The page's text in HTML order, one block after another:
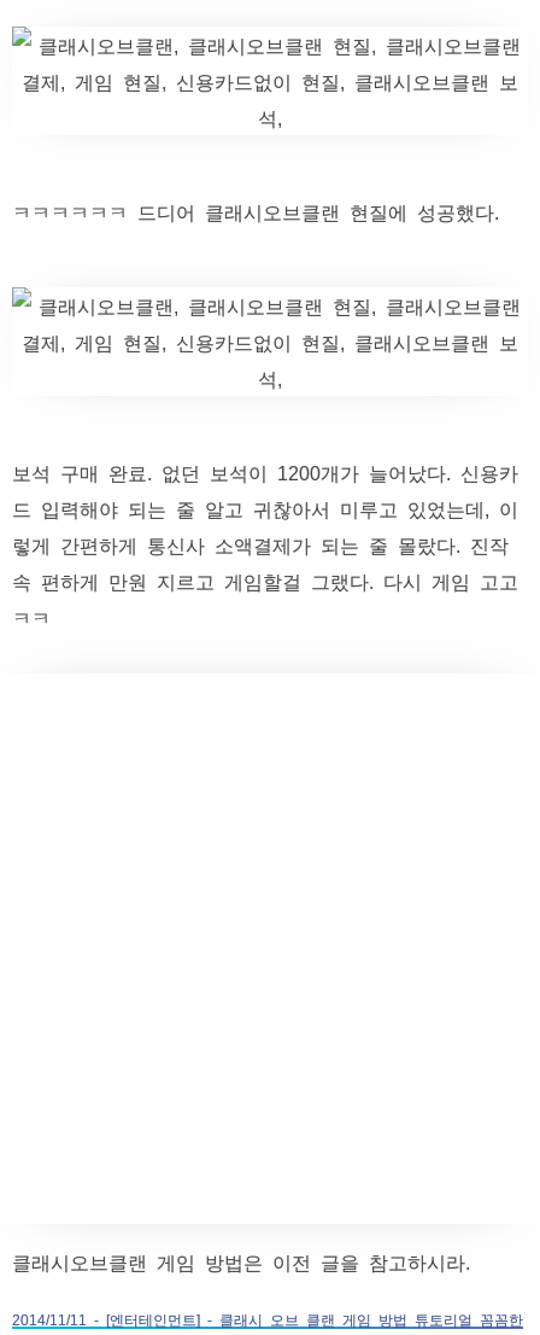
ㅋㅋㅋㅋㅋㅋ 드디어 클래시오브클랜 현질에 성공했다.
보석 구매 완료. 없던 보석이 1200개가 늘어났다. 신용카
드 입력해야 되는 줄 알고 귀찮아서 미루고 있었는데, 이
렇게 간편하게 통신사 소액결제가 되는 줄 몰랐다. 진작
속 편하게 만원 지르고 게임할걸 그랬다. 다시 게임 고고
ㅋㅋ
클래시오브클랜 게임 방법은 이전 글을 참고하시라.
2014/11/11 - [엔터테인먼트] - 클래시 오브 클랜 게임 방법 튜토리얼 꼼꼼한